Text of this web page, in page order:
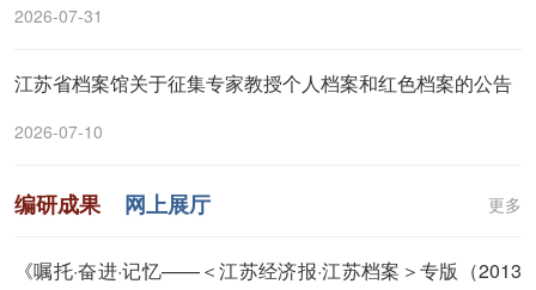
2026-07-31
江苏省档案馆关于征集专家教授个人档案和红色档案的公告
2026-07-10
编研成果 网上展厅 更多
《嘱托·奋进·记忆——＜江苏经济报·江苏档案＞专版（2013